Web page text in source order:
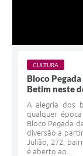
CULTURA
Bloco
Betim neste
A alegria dos
qualquer
Bloco Pegada
diversão a partir
Julião, 272,
é aberto ao...